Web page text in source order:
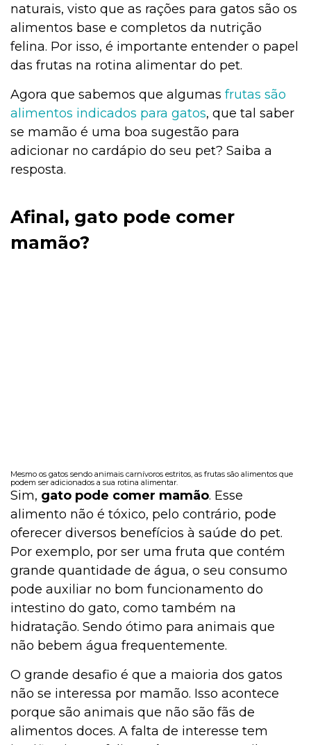
naturais, visto que as rações para gatos são os
alimentos base e completos da nutrição
felina. Por isso, é importante entender o papel
das frutas na rotina alimentar do pet.
Agora que sabemos que algumas frutas são
alimentos indicados para gatos, que tal saber
se mamão é uma boa sugestão para
adicionar no cardápio do seu pet? Saiba a
resposta.
Afinal, gato pode comer
mamão?
Mesmo os gatos sendo animais carnívoros estritos, as frutas são alimentos que
podem ser adicionados a sua rotina alimentar.
Sim, gato pode comer mamão. Esse
alimento não é tóxico, pelo contrário, pode
oferecer diversos benefícios à saúde do pet.
Por exemplo, por ser uma fruta que contém
grande quantidade de água, o seu consumo
pode auxiliar no bom funcionamento do
intestino do gato, como também na
hidratação. Sendo ótimo para animais que
não bebem água frequentemente.
O grande desafio é que a maioria dos gatos
não se interessa por mamão. Isso acontece
porque são animais que não são fãs de
alimentos doces. A falta de interesse tem